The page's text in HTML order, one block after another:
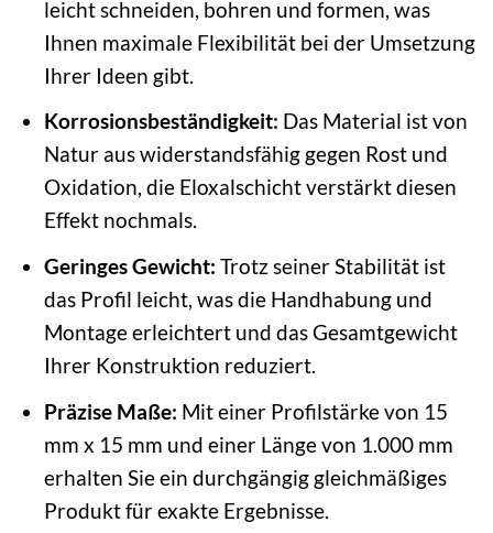
leicht schneiden, bohren und formen, was
Ihnen maximale Flexibilität bei der Umsetzung
Ihrer Ideen gibt.
Korrosionsbeständigkeit: Das Material ist von
Natur aus widerstandsfähig gegen Rost und
Oxidation, die Eloxalschicht verstärkt diesen
Effekt nochmals.
Geringes Gewicht: Trotz seiner Stabilität ist
das Profil leicht, was die Handhabung und
Montage erleichtert und das Gesamtgewicht
Ihrer Konstruktion reduziert.
Präzise Maße: Mit einer Profilstärke von 15
mm x 15 mm und einer Länge von 1.000 mm
erhalten Sie ein durchgängig gleichmäßiges
Produkt für exakte Ergebnisse.